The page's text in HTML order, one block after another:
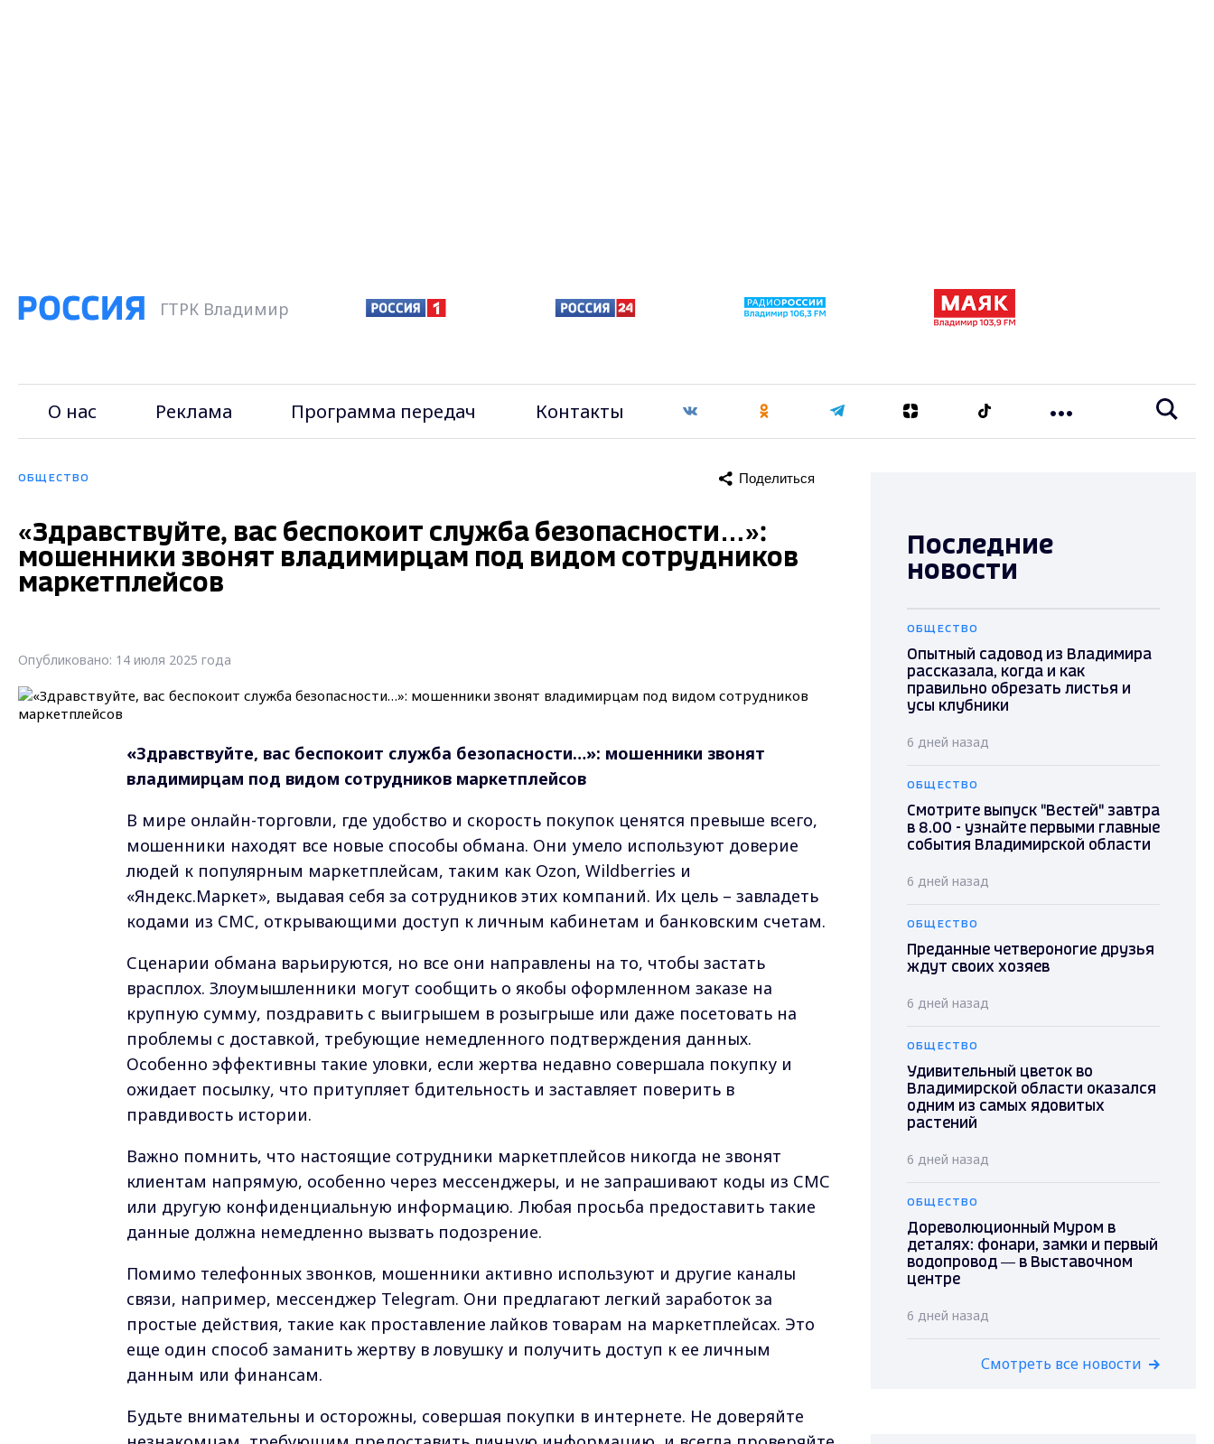
ГТРК Владимир
О нас Реклама Программа передач Контакты
ОБЩЕСТВО Поделиться
«Здравствуйте, вас беспокоит служба безопасности…»:
мошенники звонят владимирцам под видом сотрудников
маркетплейсов
Опубликовано: 14 июля 2025 года
«Здравствуйте, вас беспокоит служба безопасности…»: мошенники звонят
владимирцам под видом сотрудников маркетплейсов
В мире онлайн-торговли, где удобство и скорость покупок ценятся превыше всего,
мошенники находят все новые способы обмана. Они умело используют доверие
людей к популярным маркетплейсам, таким как Ozon, Wildberries и
«Яндекс.Маркет», выдавая себя за сотрудников этих компаний. Их цель – завладеть
кодами из СМС, открывающими доступ к личным кабинетам и банковским счетам.
Сценарии обмана варьируются, но все они направлены на то, чтобы застать
врасплох. Злоумышленники могут сообщить о якобы оформленном заказе на
крупную сумму, поздравить с выигрышем в розыгрыше или даже посетовать на
проблемы с доставкой, требующие немедленного подтверждения данных.
Особенно эффективны такие уловки, если жертва недавно совершала покупку и
ожидает посылку, что притупляет бдительность и заставляет поверить в
правдивость истории.
Важно помнить, что настоящие сотрудники маркетплейсов никогда не звонят
клиентам напрямую, особенно через мессенджеры, и не запрашивают коды из СМС
или другую конфиденциальную информацию. Любая просьба предоставить такие
данные должна немедленно вызвать подозрение.
Помимо телефонных звонков, мошенники активно используют и другие каналы
связи, например, мессенджер Telegram. Они предлагают легкий заработок за
простые действия, такие как проставление лайков товарам на маркетплейсах. Это
еще один способ заманить жертву в ловушку и получить доступ к ее личным
данным или финансам.
Будьте внимательны и осторожны, совершая покупки в интернете. Не доверяйте
Последние
новости
ОБЩЕСТВО
Опытный садовод из Владимира
рассказала, когда и как
правильно обрезать листья и
усы клубники
6 дней назад
ОБЩЕСТВО
Смотрите выпуск "Вестей" завтра
в 8.00 - узнайте первыми главные
события Владимирской области
6 дней назад
ОБЩЕСТВО
Преданные четвероногие друзья
ждут своих хозяев
6 дней назад
ОБЩЕСТВО
Удивительный цветок во
Владимирской области оказался
одним из самых ядовитых
растений
6 дней назад
ОБЩЕСТВО
Дореволюционный Муром в
деталях: фонари, замки и первый
водопровод — в Выставочном
центре
6 дней назад
Смотреть все новости